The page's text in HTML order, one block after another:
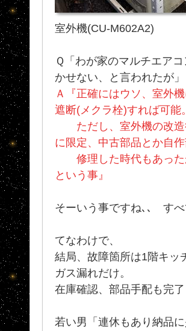
室外機(CU-M602A2)
Ｑ「わが家のマルチエア
かせない、と言われたが」
Ａ『正確にはウソ、室外
遮断(メクラ栓)すれば可能。
ただし、室外機の改造
に限定、中古部品とか自
修理した時代もあった
という事』
そーいう事ですね､､ すべ
てなわけで、
結局、故障箇所は1階キッ
ガス漏れだけ。
在庫確認、部品手配も完
若い男「連休もあり納品